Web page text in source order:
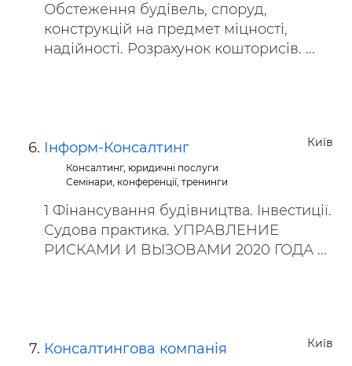
Обстеження будівель, споруд,
конструкцій на предмет міцності,
надійності. Розрахунок кошторисів. ...
Київ
Інформ-Консалтинг
Консалтинг, юридичні послуги
Семінари, конференції, тренинги
1 Фінансування будівництва. Інвестиції.
Судова практика. УПРАВЛЕНИЕ
РИСКАМИ И ВЫЗОВАМИ 2020 ГОДА ...
Київ
Консалтингова компанія